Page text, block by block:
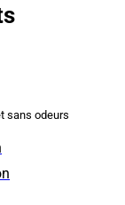
sans odeurs